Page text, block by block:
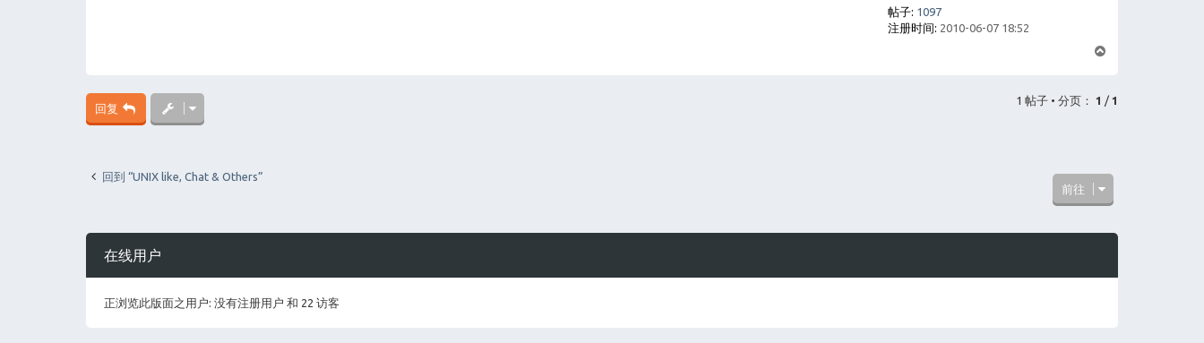
帖子: 1097
注册时间: 2010-06-07 18:52
回复
1 帖子 • 分页： 1 / 1
回到 “UNIX like, Chat & Others”
前往
在线用户
正浏览此版面之用户: 没有注册用户 和 22 访客